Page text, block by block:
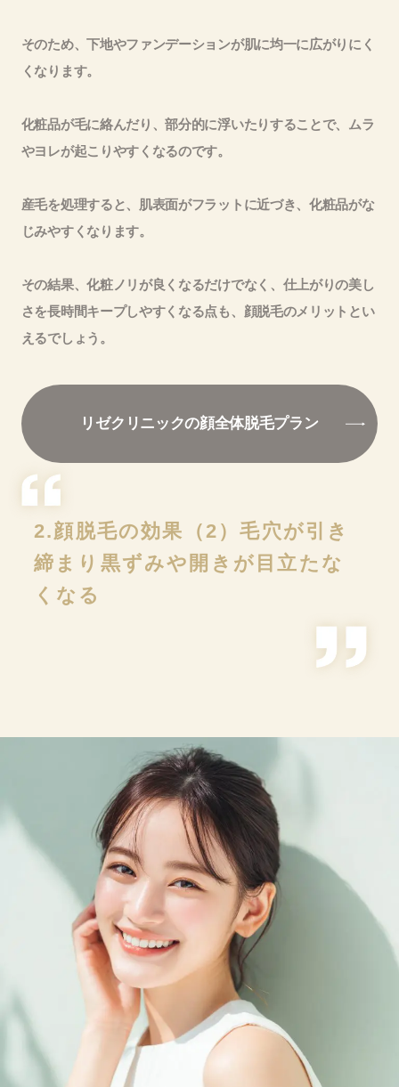
そのため、下地やファンデーションが肌に均一に広がりにく
くなります。
化粧品が毛に絡んだり、部分的に浮いたりすることで、ムラ
やヨレが起こりやすくなるのです。
産毛を処理すると、肌表面がフラットに近づき、化粧品がな
じみやすくなります。
その結果、化粧ノリが良くなるだけでなく、仕上がりの美し
さを長時間キープしやすくなる点も、顔脱毛のメリットとい
えるでしょう。
リゼクリニックの顔全体脱毛プラン
2.顔脱毛の効果（2）毛穴が引き
締まり黒ずみや開きが目立たな
くなる